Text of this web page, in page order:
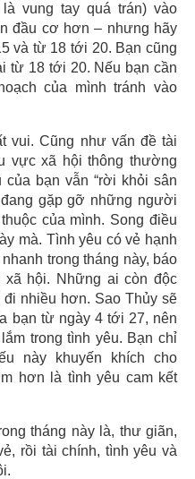
vung tay quá trán) vào
đầu cơ hơn – nhưng hãy
và từ 18 tới 20. Bạn cũng
từ 18 tới 20. Nếu bạn cần
của mình tránh vào
vui. Cũng như vấn đề tài
vực xã hội thông thường
bạn vẫn “rời khỏi sân
gặp gỡ những người
của mình. Song điều
mà. Tình yêu có vẻ hạnh
trong tháng này, báo
hội. Những ai còn độc
nhiều hơn. Sao Thủy sẽ
bạn từ ngày 4 tới 27, nên
trong tình yêu. Bạn chỉ
này khuyến khích cho
hơn là tình yêu cam kết
tháng này là, thư giãn,
rồi tài chính, tình yêu và